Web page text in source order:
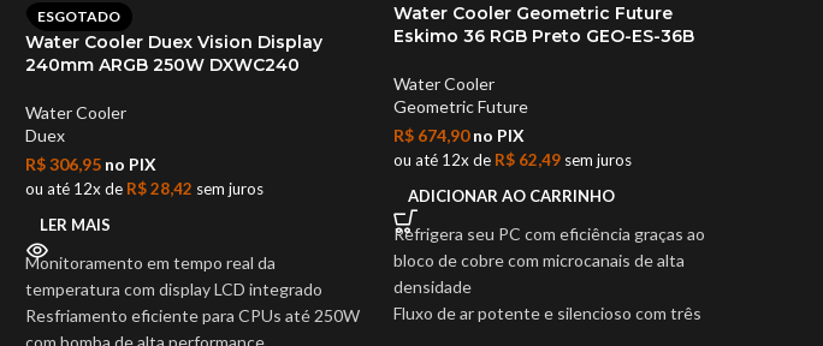
ESGOTADO
Water Cooler Duex Vision Display
240mm ARGB 250W DXWC240
Water Cooler
Duex
R$306,95 no PIX
ou até 12x de R$28,42 sem juros
LER MAIS
Monitoramento em tempo real da
temperatura com display LCD integrado
Resfriamento eficiente para CPUs até 250W
com bomba de alta performance
Water Cooler Geometric Future
Eskimo 36 RGB Preto GEO-ES-36B
Water Cooler
Geometric Future
R$674,90no PIX
ou até 12x de R$62,49sem juros
ADICIONAR AO CARRINHO
Refrigera seu PC com eficiência graças ao
bloco de cobre com microcanais de alta
densidade
Fluxo de ar potente e silencioso com três